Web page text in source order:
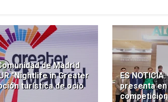
de Madrid
"Nightlife in Greater
turística de ocio
ES
presenta en